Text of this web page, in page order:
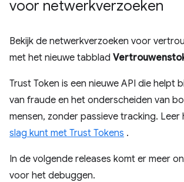
voor netwerkverzoeken
Bekijk de netwerkverzoeken voor
met het nieuwe tabblad
Trust Token is een nieuwe API die helpt
van fraude en het onderscheiden van
mensen, zonder passieve tracking. Leer
slag kunt met Trust Tokens .
In de volgende releases komt er meer
voor het debuggen.